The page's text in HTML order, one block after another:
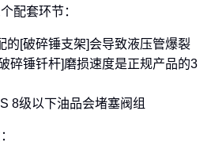
配套环节：
的[破碎锤支架]会导致液压管爆裂
碎锤钎杆]磨损速度是正规产品的3
8级以下油品会堵塞阀组